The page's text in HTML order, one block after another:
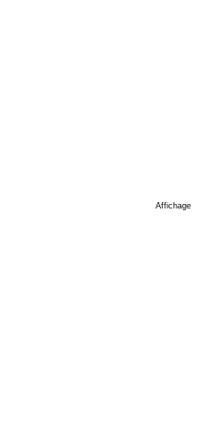
Affichage